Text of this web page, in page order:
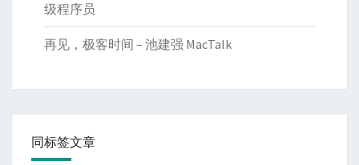
级程序员
再见，极客时间 – 池建强 MacTalk
同标签文章